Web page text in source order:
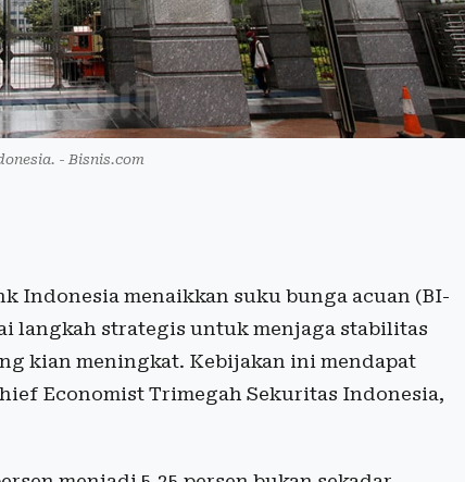
- Bisnis.com
Indonesia menaikkan suku bunga acuan (BI-
langkah strategis untuk menjaga stabilitas
kian meningkat. Kebijakan ini mendapat
Economist Trimegah Sekuritas Indonesia,